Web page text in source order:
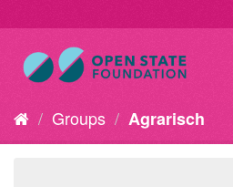
Groups Agrarisch